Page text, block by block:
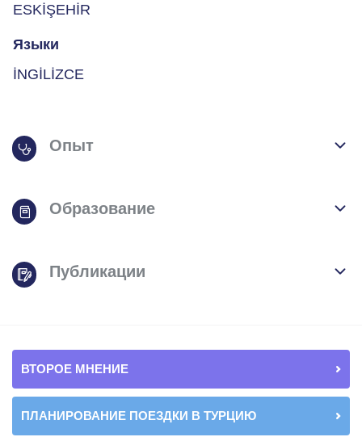
ESKİŞEHİR
Языки
İNGİLİZCE
Опыт
Образование
Публикации
ВТОРОЕ МНЕНИЕ
ПЛАНИРОВАНИЕ ПОЕЗДКИ В ТУРЦИЮ